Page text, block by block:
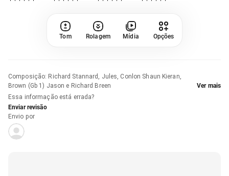
Tom Rolagem Mídia Opções
Composição: Richard Stannard, Jules, Conlon Shaun Kieran,
Brown (Gb 1) Jason e Richard Breen
Ver mais
Essa informação está errada?
Enviar revisão
Envio por